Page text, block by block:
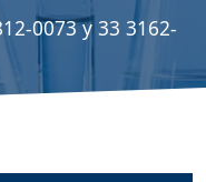
0073 y 33 3162-